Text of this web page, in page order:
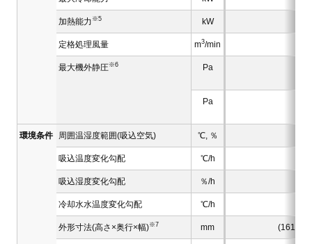
加熱能力 ※5 kW
定格処理風量 m3/min
最大機外静圧※6 Pa
Pa
環境条件 周囲温湿度範囲(吸込空気) ℃, ％
吸込温度変化勾配 ℃/h
吸込湿度変化勾配 ％/h
冷却水水温度変化勾配 ℃/h
外形寸法(高さ×奥行×幅)※7 mm